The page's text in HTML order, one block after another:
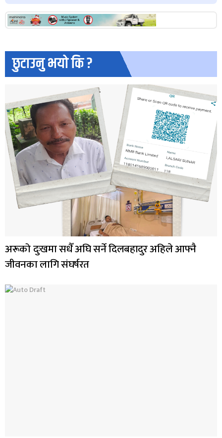
छुटाउनु भयो कि ?
अरूको दुःखमा सधैँ अघि सर्ने दिलबहादुर अहिले आफ्नै
जीवनका लागि संघर्षरत